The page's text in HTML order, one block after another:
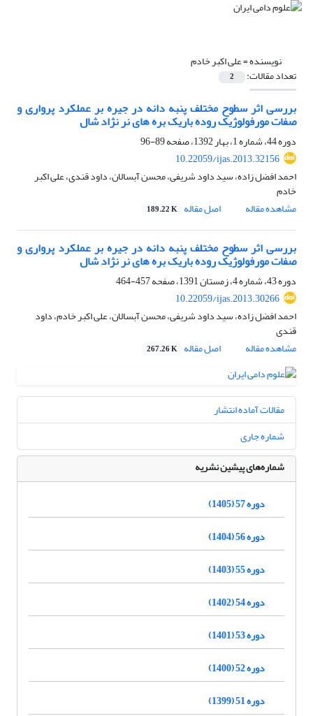
نویسنده =علی اکبر خادم
تعداد مقالات: 2
بررسی اثر سطوح مختلف پنبه دانه در جیره بر عملکرد پرواری و
صفات مورفولوژیک روده باریک بره های نر نژاد شال
دوره 44، شماره 1، بهار 1392، صفحه
89-96
10.22059/ijas.2013.32156
احمد افضل زاده، سید داود شریفی، محسن آبسالان، داود قندی، علی اکبر
خادم
مشاهده مقاله
اصل مقاله 189.22 K
بررسی اثر سطوح مختلف پنبه دانه در جیره بر عملکرد پرواری و
صفات مورفولوژیک روده باریک بره های نر نژاد شال
دوره 43، شماره 4، زمستان 1391، صفحه
457-464
10.22059/ijas.2013.30266
احمد افضل زاده، سید داود شریفی، محسن آبسالان، علی اکبر خادم، داود
قندی
مشاهده مقاله
اصل مقاله 267.26 K
مقالات آماده انتشار
شماره جاری
شماره‌های پیشین نشریه
دوره 57 (1405)
دوره 56 (1404)
دوره 55 (1403)
دوره 54 (1402)
دوره 53 (1401)
دوره 52 (1400)
دوره 51 (1399)